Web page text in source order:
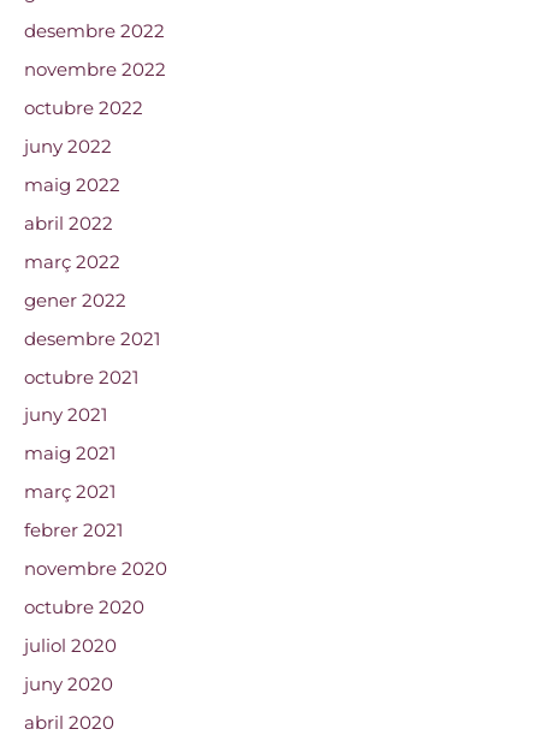
desembre 2022
novembre 2022
octubre 2022
juny 2022
maig 2022
abril 2022
març 2022
gener 2022
desembre 2021
octubre 2021
juny 2021
maig 2021
març 2021
febrer 2021
novembre 2020
octubre 2020
juliol 2020
juny 2020
abril 2020